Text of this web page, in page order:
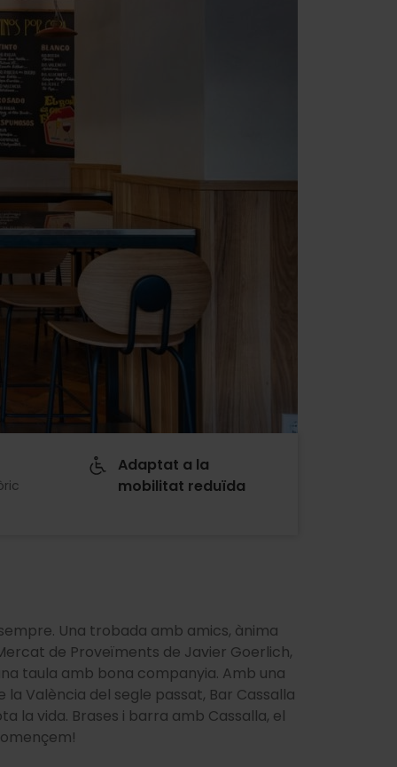
Adaptat a la
mobilitat reduïda
Una trobada amb amics, ànima
de Proveïments de Javier Goerlich,
taula amb bona companyia. Amb una
València del segle passat, Bar Cassalla
la vida. Brases i barra amb Cassalla, el